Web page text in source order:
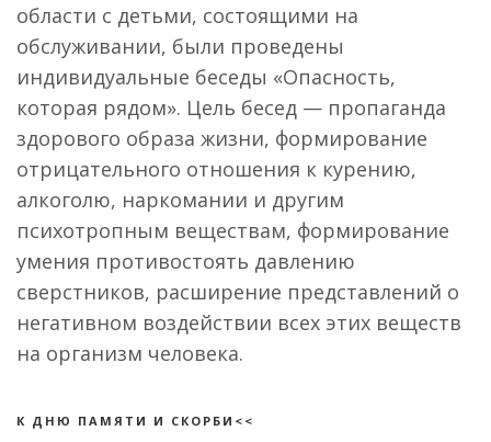
области с детьми, состоящими на
обслуживании, были проведены
индивидуальные беседы «Опасность,
которая рядом». Цель бесед — пропаганда
здорового образа жизни, формирование
отрицательного отношения к курению,
алкоголю, наркомании и другим
психотропным веществам, формирование
умения противостоять давлению
сверстников, расширение представлений о
негативном воздействии всех этих веществ
на организм человека.
К ДНЮ ПАМЯТИ И СКОРБИ<<